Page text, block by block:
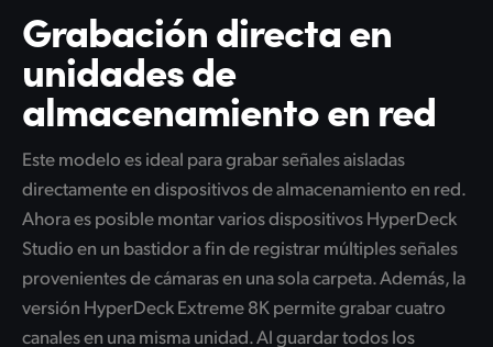
Grabación directa en
unidades de
almacenamiento en red
Este modelo es ideal para grabar señales aisladas
directamente en dispositivos de almacenamiento en red.
Ahora es posible montar varios dispositivos HyperDeck
Studio en un bastidor a fin de registrar múltiples señales
provenientes de cámaras en una sola carpeta. Además, la
versión HyperDeck Extreme 8K permite grabar cuatro
canales en una misma unidad. Al guardar todos los